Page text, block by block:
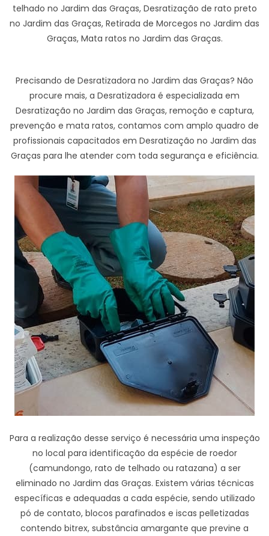
telhado no Jardim das Graças, Desratização de rato preto
no Jardim das Graças, Retirada de Morcegos no Jardim das
Graças, Mata ratos no Jardim das Graças.
Precisando de Desratizadora no Jardim das Graças? Não
procure mais, a Desratizadora é especializada em
Desratização no Jardim das Graças, remoção e captura,
prevenção e mata ratos, contamos com amplo quadro de
profissionais capacitados em Desratização no Jardim das
Graças para lhe atender com toda segurança e eficiência.
Para a realização desse serviço é necessária uma inspeção
no local para identificação da espécie de roedor
(camundongo, rato de telhado ou ratazana) a ser
eliminado no Jardim das Graças. Existem várias técnicas
específicas e adequadas a cada espécie, sendo utilizado
pó de contato, blocos parafinados e iscas pelletizadas
contendo bitrex, substância amargante que previne a